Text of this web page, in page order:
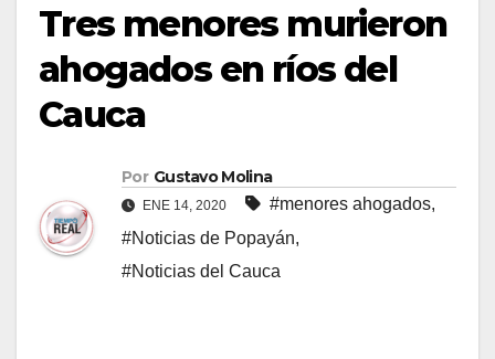
Tres menores murieron
ahogados en ríos del
Cauca
Por Gustavo Molina
ENE 14, 2020 #menores ahogados,
#Noticias de Popayán,
#Noticias del Cauca